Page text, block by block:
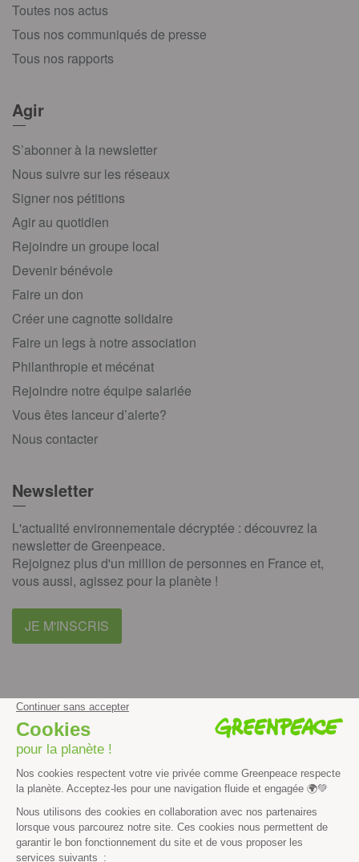
Toutes nos actus
Tous nos communiqués de presse
Tous nos rapports
Agir
S’abonner à la newsletter
Nous suivre sur les réseaux
Signer nos pétitions
Agir au quotidien
Rejoindre un groupe local
Devenir bénévole
Faire un don
Créer une cagnotte solidaire
Faire un legs à notre association
Philanthropie et mécénat
Rejoindre notre équipe salariée
Vous êtes lanceur d’alerte?
Nous contacter
Newsletter
L'actualité environnementale décryptée : découvrez la
newsletter de Greenpeace.
Rejoignez plus d'un million de personnes en France et,
vous aussi, agissez pour la planète !
JE M'INSCRIS
instagramyoutube
Contenus et propriété intellectuelle
Mentions légales
Politique de confidentialité
Les autres sites de Greenpeace
dans le monde